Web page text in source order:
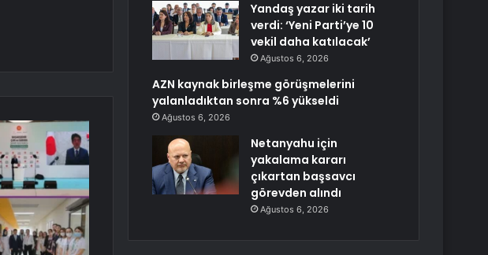
Yandaş yazar iki tarih
verdi: ‘Yeni Parti’ye 10
vekil daha katılacak’
Ağustos 6, 2026
AZN kaynak birleşme görüşmelerini
yalanladıktan sonra %6 yükseldi
Ağustos 6, 2026
Netanyahu için
yakalama kararı
çıkartan başsavcı
görevden alındı
Ağustos 6, 2026